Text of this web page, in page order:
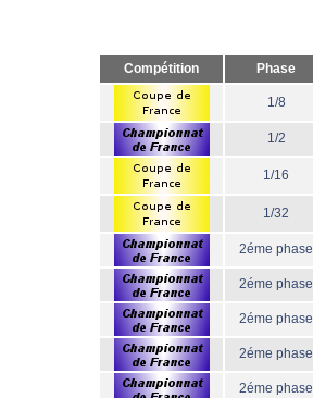
Compétition Phase
1/8
1/2
1/16
1/32
2éme phase
2éme phase
2éme phase
2éme phase
2éme phase